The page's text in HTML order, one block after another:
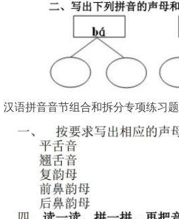
汉语拼音音节组合和拆分专项练习题